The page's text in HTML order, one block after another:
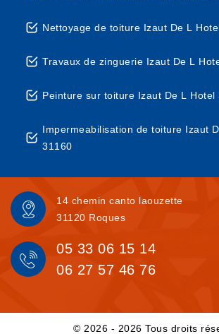
Nettoyage de toiture Izaut De L
Travaux de zinguerie Izaut De L
Peinture sur toiture Izaut De L Hotel
Impermeabilisation de toiture Izaut
31160
14 chemin canto laouzette
31120 Roques
05 33 06 15 14
06 27 57 46 76
© 2026 - 2026 Tous droits